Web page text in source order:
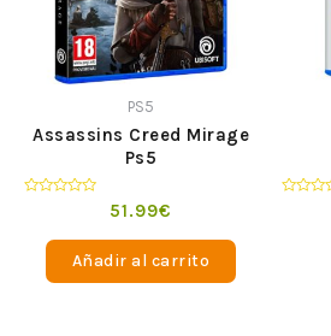
PS5
Assassins Creed Mirage
Ps5
51.99€
Añadir al carrito